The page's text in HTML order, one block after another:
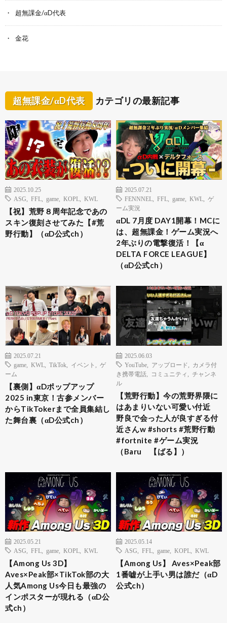
超無課金/αD代表
金花
超無課金/αD代表 カテゴリの最新記事
2025.10.25
ASG
FFL game KOPL KWL
【祝】荒野８周年記念であの
スキン復刻させてみた【#荒
野行動】（αD公式ch）
2025.07.21
FENNNEL
FFL game KWL
ゲ
ーム実況
αDL 7月度 DAY1開幕！MCに
は、超無課金！ゲーム実況へ
2年ぶりの電撃復活！【α
DELTA FORCE LEAGUE】
（αD公式ch）
2025.07.21
game
KWL TikTok イベント
ゲ
ーム
【裏側】αDポップアップ
2025 in東京！古参メンバー
からTikTokerまで全員集結し
た舞台裏（αD公式ch）
2025.06.03
YouTube
アップロード
カメラ付
き携帯電話
コミュニティ
チャンネ
ル
【荒野行動】今の荒野界隈に
はあまりいない可愛い付近
野良で会った人が良すぎる付
近さんw #shorts #荒野行動
#fortnite #ゲーム実況
（Baru 【ばる】）
2025.05.21
ASG
FFL game KOPL KWL
【Among Us 3D】
Aves×Peak部×TikTok部の大
人気Among Us今日も最強の
インポスターが現れる（αD公
式ch）
2025.05.14
ASG
FFL game KOPL KWL
【Among Us】 Aves×Peak部
1番嘘が上手い男は誰だ（αD
公式ch）